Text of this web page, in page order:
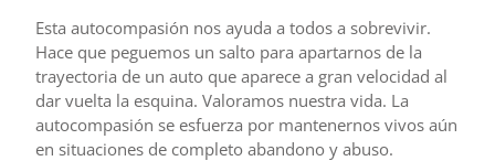
Esta autocompasión nos ayuda a todos a sobrevivir.
Hace que peguemos un salto para apartarnos de la
trayectoria de un auto que aparece a gran velocidad al
dar vuelta la esquina. Valoramos nuestra vida. La
autocompasión se esfuerza por mantenernos vivos aún
en situaciones de completo abandono y abuso.